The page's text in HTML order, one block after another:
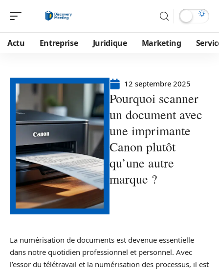
Actu Entreprise Juridique Marketing
12 septembre 2025
Pourquoi scanner
un document avec
une imprimante
Canon plutôt
qu’une autre
marque ?
La numérisation de documents est devenue essentielle
dans notre quotidien professionnel et personnel. Avec
l’essor du télétravail et la numérisation des processus, il est